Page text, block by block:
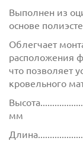
Выполнен из
основе
Облегчает
расположения
что позволяет
кровельного
мм